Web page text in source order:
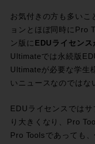
お気付きの方も多いこ
ョンとほぼ同時にPro
ン版に EDUライセンス
Ultimateでは永続版
Ultimateが必要な学生
いニュースなのではな
EDUライセンスでは
り大きくなり、Pro
Pro Toolsであっても